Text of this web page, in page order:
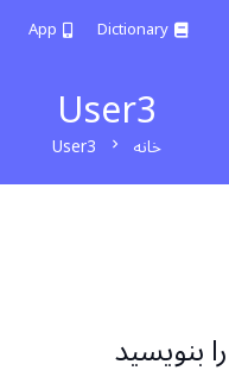
Dictionary
App
User3
خانه chevron_right
User3
بنویسید